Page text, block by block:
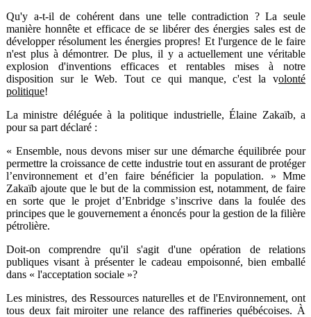
Qu'y a-t-il de cohérent dans une telle contradiction ? La seule
manière honnête et efficace de se libérer des énergies sales est de
développer résolument les énergies propres! Et l'urgence de le faire
n'est plus à démontrer. De plus, il y a actuellement une véritable
explosion d'inventions efficaces et rentables mises à notre
disposition sur le Web. Tout ce qui manque, c'est la volonté
politique!
La ministre déléguée à la politique industrielle, Élaine Zakaïb, a
pour sa part déclaré :
« Ensemble, nous devons miser sur une démarche équilibrée pour
permettre la croissance de cette industrie tout en assurant de protéger
l’environnement et d’en faire bénéficier la population. » Mme
Zakaïb ajoute que le but de la commission est, notamment, de faire
en sorte que le projet d’Enbridge s’inscrive dans la foulée des
principes que le gouvernement a énoncés pour la gestion de la filière
pétrolière.
Doit-on comprendre qu'il s'agit d'une opération de relations
publiques visant à présenter le cadeau empoisonné, bien emballé
dans « l'acceptation sociale »?
Les ministres, des Ressources naturelles et de l'Environnement, ont
tous deux fait miroiter une relance des raffineries québécoises. À